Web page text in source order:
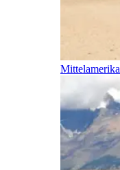
Mittelamerika